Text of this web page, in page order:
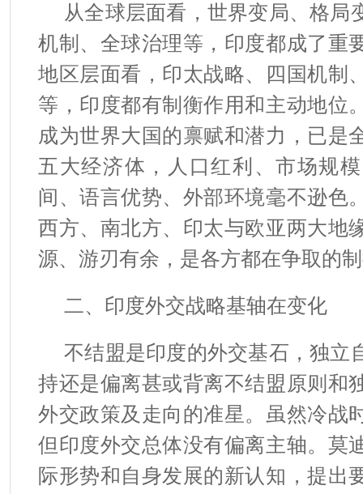
从全球层面看，世界变局、格局
机制、全球治理等，印度都成了重
地区层面看，印太战略、四国机制
等，印度都有制衡作用和主动地位
成为世界大国的禀赋和潜力，已是
五大经济体，人口红利、市场规
间、语言优势、外部环境毫不逊色
西方、南北方、印太与欧亚两大地
源、游刃有余，是各方都在争取的
二、印度外交战略基轴在变化
不结盟是印度的外交基石，独立
持还是偏离甚或背离不结盟原则和
外交政策及走向的准星。虽然冷战
但印度外交总体没有偏离主轴。莫
际形势和自身发展的新认知，提出